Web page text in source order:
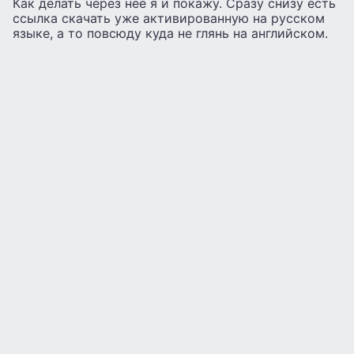
ссылка скачать уже активированную на русском
языке, а то повсюду куда не глянь на английском.